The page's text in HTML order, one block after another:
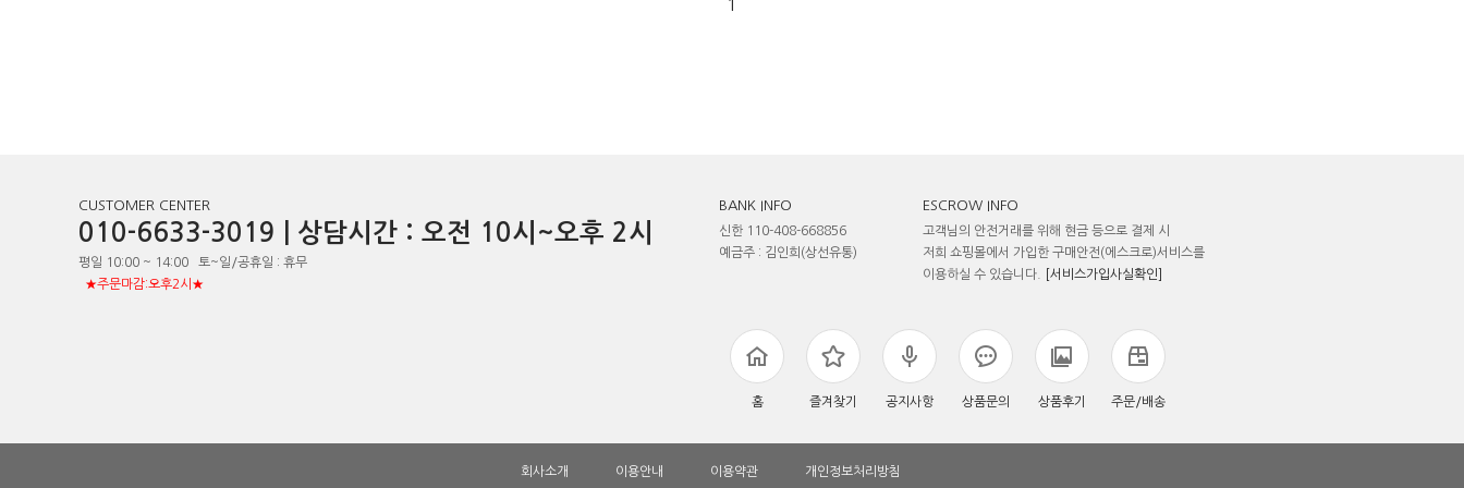
1
CUSTOMER CENTER
010-6633-3019 | 상담시간 : 오전 10시~오후 2시
평일 10:00 ~ 14:00 토~일/공휴일 : 휴무
★주문마감:오후2시★
BANK INFO
신한 110-408-668856
예금주 : 김인희(상선유통)
ESCROW INFO
고객님의 안전거래를 위해 현금 등으로 결제 시
저희 쇼핑몰에서 가입한 구매안전(에스크로)서비스를
이용하실 수 있습니다.
[서비스가입사실확인]
홈 즐겨찾기 공지사항 상품문의 상품후기 주문/배송
회사소개 이용안내 이용약관 개인정보처리방침